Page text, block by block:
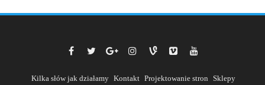
Kilka słów jak działamy Kontakt Projektowanie stron Sklepy